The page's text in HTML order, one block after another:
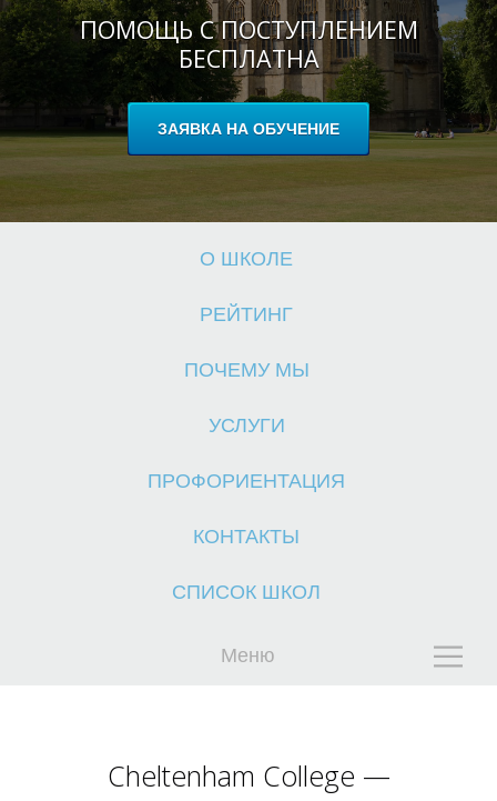
ПОМОЩЬ С ПОСТУПЛЕНИЕМ
БЕСПЛАТНА
ЗАЯВКА НА ОБУЧЕНИЕ
О ШКОЛЕ
РЕЙТИНГ
ПОЧЕМУ МЫ
УСЛУГИ
ПРОФОРИЕНТАЦИЯ
КОНТАКТЫ
СПИСОК ШКОЛ
Меню
Ш
Cheltenham College —